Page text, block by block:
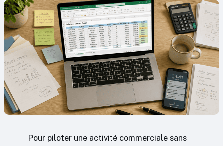
Pour piloter une activité commerciale sans